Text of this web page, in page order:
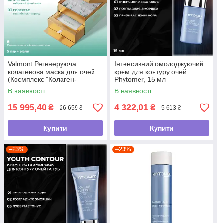
Valmont Регенеруюча
колагенова маска для очей
(Космплекс "Колаген-
Мукополісахариди") , 5 пар +
віали
В наявності
15 995,40 ₴ 26 659 ₴
Купити
Інтенсивний омолоджуючий
крем для контуру очей
Phytomer, 15 мл
В наявності
4 322,01 ₴ 5 613 ₴
Купити
–23% –23%